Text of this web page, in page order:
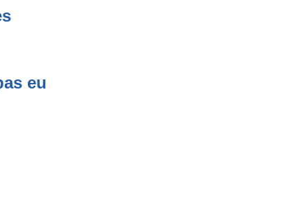
eu